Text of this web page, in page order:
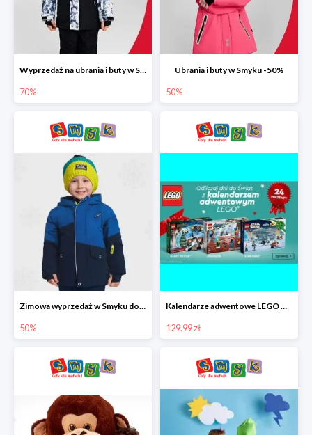
Wyprzedaż na ubrania i buty w Smyku do -70%
70%
Ubrania i buty w Smyku -50%
50%
Zimowa wyprzedaż w Smyku do -50%
50%
Kalendarze adwentowe LEGO w Smyku w super cenie
129.99 zł